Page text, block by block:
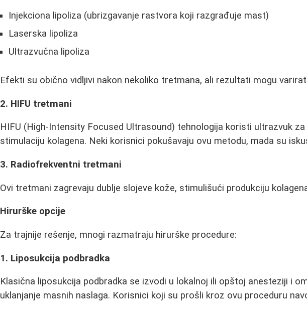
Injekciona lipoliza (ubrizgavanje rastvora koji razgrađuje mast)
Laserska lipoliza
Ultrazvučna lipoliza
Efekti su obično vidljivi nakon nekoliko tretmana, ali rezultati mogu
2. HIFU tretmani
HIFU (High-Intensity Focused Ultrasound) tehnologija koristi ultrazvuk za
stimulaciju kolagena. Neki korisnici pokušavaju ovu metodu, mada su
3. Radiofrekventni tretmani
Ovi tretmani zagrevaju dublje slojeve kože, stimulišući produkciju
Hirurške opcije
Za trajnije rešenje, mnogi razmatraju hirurške procedure:
1. Liposukcija podbradka
Klasična liposukcija podbradka se izvodi u lokalnoj ili opštoj anesteziji i
uklanjanje masnih naslaga. Korisnici koji su prošli kroz ovu proceduru